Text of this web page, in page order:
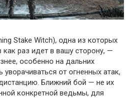
Stake Witch), одна из которых
как раз идет в вашу сторону, —
особенно на дальних
уворачиваться от огненных атак,
Ближний бой — не их
конкретной ведьмы, для